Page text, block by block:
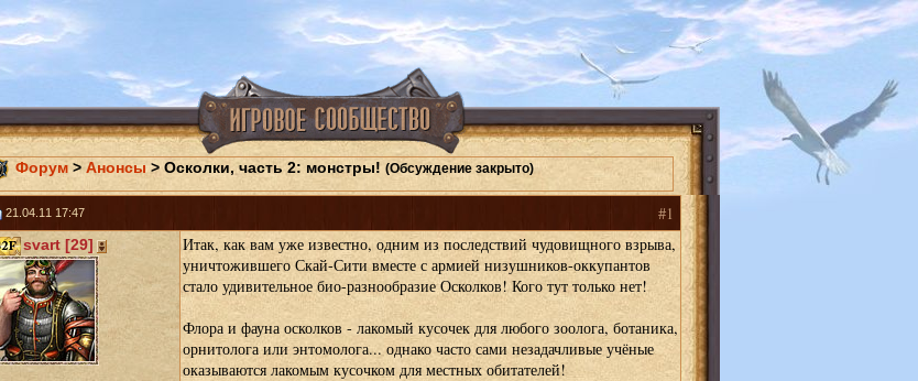
Форум> Анонсы> Осколки, часть 2: монстры! (Обсуждение закрыто)
21.04.11 17:47 #1
svart [29]
Итак, как вам уже известно, одним из последствий чудовищного взрыва,
уничтожившего Скай-Сити вместе с армией низушников-оккупантов
стало удивительное био-разнообразие Осколков! Кого тут только нет!
Флора и фауна осколков - лакомый кусочек для любого зоолога, ботаника,
орнитолога или энтомолога... однако часто сами незадачливые учёные
оказываются лакомым кусочком для местных обитателей!